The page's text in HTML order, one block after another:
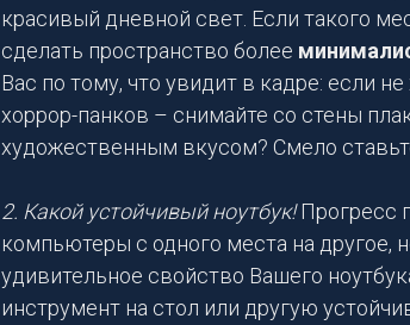
красивый дневной свет. Если такого
сделать пространство более
Вас по тому, что увидит в кадре: если
хоррор-панков – снимайте со стены
художественным вкусом? Смело
2. Какой устойчивый ноутбук!Прогресс
компьютеры с одного места на другое,
удивительное свойство Вашего
инструмент на стол или другую